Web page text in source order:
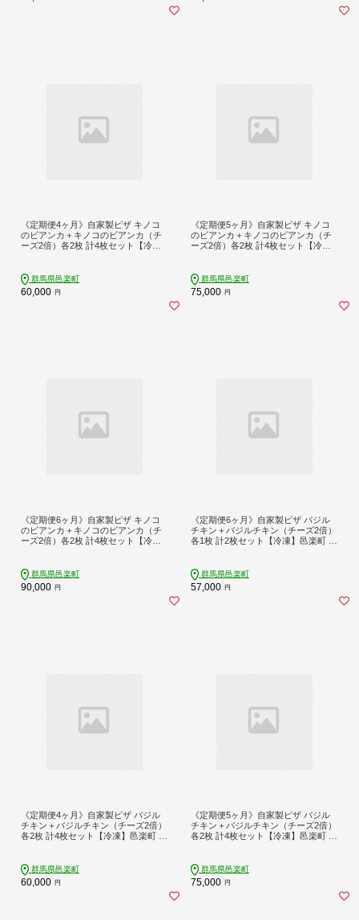
《定期便4ヶ月》自家製ピザ キノコ
のビアンカ＋キノコのビアンカ（チ
ーズ2倍）各2枚 計4枚セット【冷
群馬県邑楽町
60,000 円
《定期便5ヶ月》自家製ピザ キノコ
のビアンカ＋キノコのビアンカ（チ
ーズ2倍）各2枚 計4枚セット【冷
群馬県邑楽町
75,000 円
《定期便6ヶ月》自家製ピザ キノコ
のビアンカ＋キノコのビアンカ（チ
ーズ2倍）各2枚 計4枚セット【冷
群馬県邑楽町
90,000 円
《定期便6ヶ月》自家製ピザ バジル
チキン＋バジルチキン（チーズ2倍）
各1枚 計2枚セット【冷凍】邑楽町 る
群馬県邑楽町
57,000 円
《定期便4ヶ月》自家製ピザ バジル
チキン＋バジルチキン（チーズ2倍）
各2枚 計4枚セット【冷凍】邑楽町 る
群馬県邑楽町
60,000 円
《定期便5ヶ月》自家製ピザ バジル
チキン＋バジルチキン（チーズ2倍）
各2枚 計4枚セット【冷凍】邑楽町 る
群馬県邑楽町
75,000 円